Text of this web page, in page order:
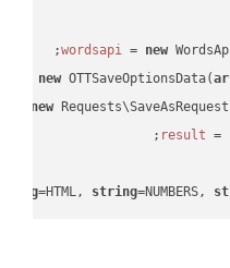
= new
new OTTSaveOptionsData(
new
=
=HTML, string=NUMBERS,